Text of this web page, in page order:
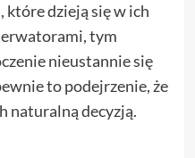
które dzieją się w ich
tym
nieustannie się
to podejrzenie, że
naturalną decyzją.